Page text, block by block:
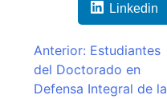
Linkedin
Navegación
de
Anterior: Estudiantes
del Doctorado en
Defensa Integral de la